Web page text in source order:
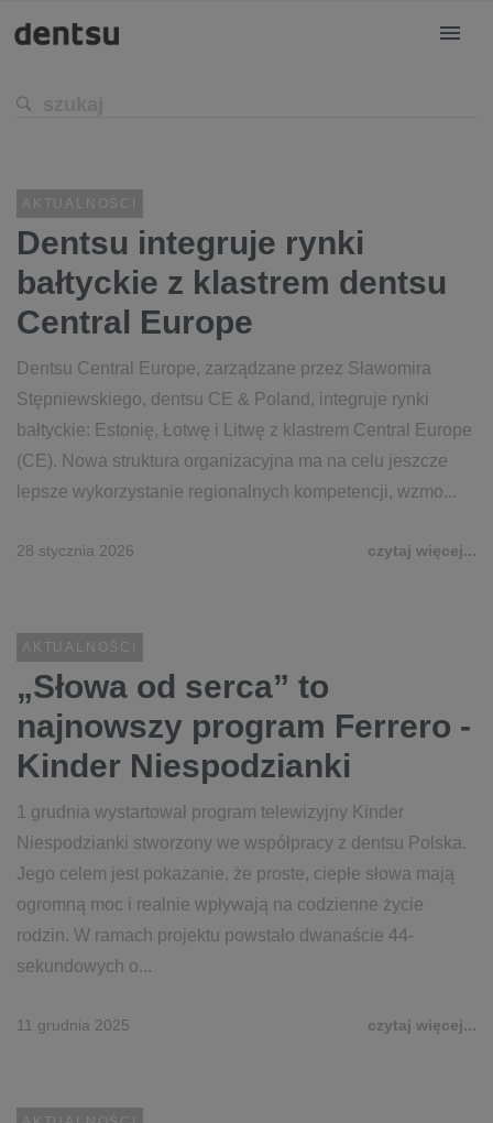
AKTUALNOŚCI
Dentsu integruje rynki
bałtyckie z klastrem dentsu
Central Europe
Dentsu Central Europe, zarządzane przez Sławomira
Stępniewskiego, dentsu CE & Poland, integruje rynki
bałtyckie: Estonię, Łotwę i Litwę z klastrem Central Europe
(CE). Nowa struktura organizacyjna ma na celu jeszcze
lepsze wykorzystanie regionalnych kompetencji, wzmo...
28 stycznia 2026 czytaj więcej...
AKTUALNOŚCI
„Słowa od serca” to
najnowszy program Ferrero -
Kinder Niespodzianki
1 grudnia wystartował program telewizyjny Kinder
Niespodzianki stworzony we współpracy z dentsu Polska.
Jego celem jest pokazanie, że proste, ciepłe słowa mają
ogromną moc i realnie wpływają na codzienne życie
rodzin. W ramach projektu powstało dwanaście 44-
sekundowych o...
11 grudnia 2025 czytaj więcej...